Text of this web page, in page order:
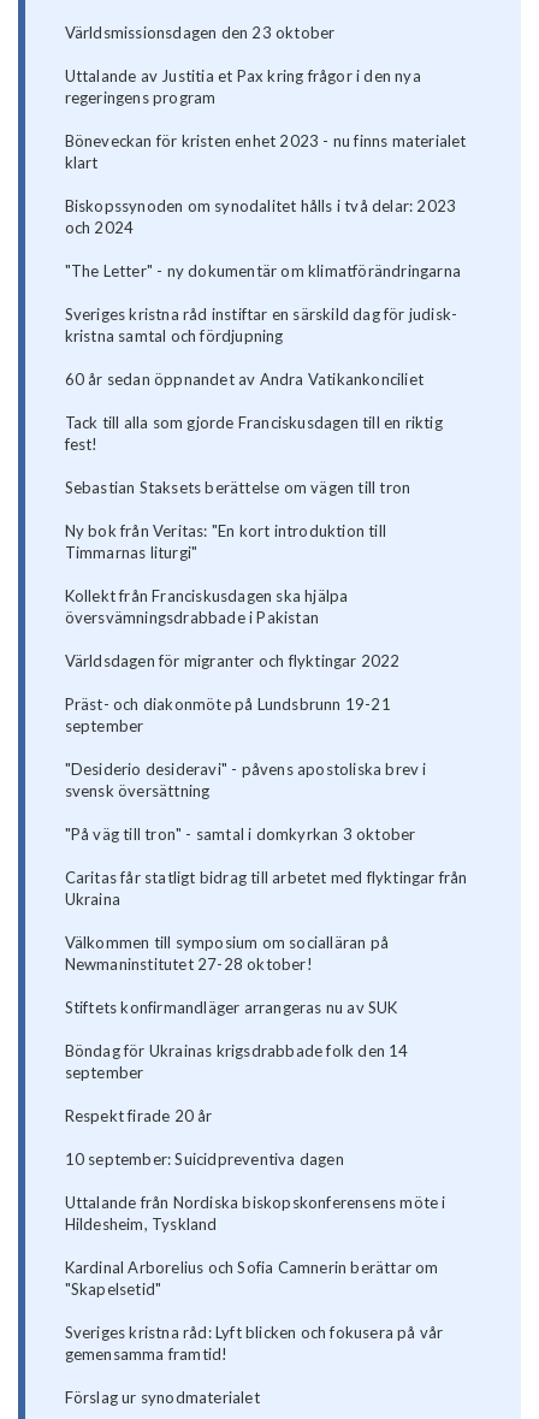
Världsmissionsdagen den 23 oktober
Uttalande av Justitia et Pax kring frågor i den nya
regeringens program
Böneveckan för kristen enhet 2023 - nu finns materialet
klart
Biskopssynoden om synodalitet hålls i två delar: 2023
och 2024
"The Letter" - ny dokumentär om klimatförändringarna
Sveriges kristna råd instiftar en särskild dag för judisk-
kristna samtal och fördjupning
60 år sedan öppnandet av Andra Vatikankonciliet
Tack till alla som gjorde Franciskusdagen till en riktig
fest!
Sebastian Staksets berättelse om vägen till tron
Ny bok från Veritas: "En kort introduktion till
Timmarnas liturgi"
Kollekt från Franciskusdagen ska hjälpa
översvämningsdrabbade i Pakistan
Världsdagen för migranter och flyktingar 2022
Präst- och diakonmöte på Lundsbrunn 19-21
september
"Desiderio desideravi" - påvens apostoliska brev i
svensk översättning
"På väg till tron" - samtal i domkyrkan 3 oktober
Caritas får statligt bidrag till arbetet med flyktingar från
Ukraina
Välkommen till symposium om socialläran på
Newmaninstitutet 27-28 oktober!
Stiftets konfirmandläger arrangeras nu av SUK
Böndag för Ukrainas krigsdrabbade folk den 14
september
Respekt firade 20 år
10 september: Suicidpreventiva dagen
Uttalande från Nordiska biskopskonferensens möte i
Hildesheim, Tyskland
Kardinal Arborelius och Sofia Camnerin berättar om
"Skapelsetid"
Sveriges kristna råd: Lyft blicken och fokusera på vår
gemensamma framtid!
Förslag ur synodmaterialet